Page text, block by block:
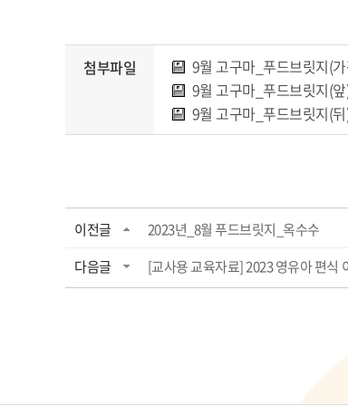
첨부파일 9월 고구마_푸드브릿지(
9월 고구마_푸드브릿지(
9월 고구마_푸드브릿지(
이전글
2023년_8월 푸드브릿지_옥수수
다음글
[교사용 교육자료] 2023 영유아 편식